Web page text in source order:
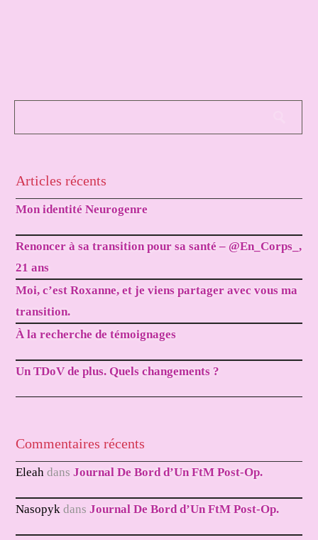
Articles récents
Mon identité Neurogenre
Renoncer à sa transition pour sa santé – @En_Corps_,
21 ans
Moi, c’est Roxanne, et je viens partager avec vous ma
transition.
À la recherche de témoignages
Un TDoV de plus. Quels changements ?
Commentaires récents
Eleah dansJournal De Bord d’Un FtM Post-Op.
Nasopyk dansJournal De Bord d’Un FtM Post-Op.